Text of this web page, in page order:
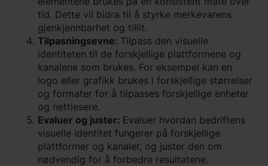
tid. Dette vil bidra til å styrke merkevarens
gjenkjennbarhet og tillit.
Tilpasningsevne: Tilpass den visuelle
identiteten til de forskjellige plattformene og
kanalene som brukes. For eksempel kan en
logo eller grafikk brukes i forskjellige størrelser
og formater for å tilpasses forskjellige enheter
og nettlesere.
Evaluer og juster: Evaluer hvordan bedriftens
visuelle identitet fungerer på forskjellige
plattformer og kanaler, og juster den om
nødvendig for å forbedre resultatene.